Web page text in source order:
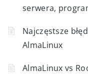
serwera,
Najczęstsze
AlmaLinux
AlmaLinux vs